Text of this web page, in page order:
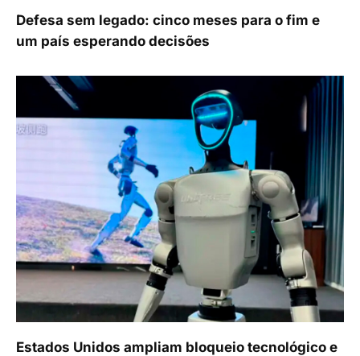
Defesa sem legado: cinco meses para o fim e
um país esperando decisões
Estados Unidos ampliam bloqueio tecnológico e